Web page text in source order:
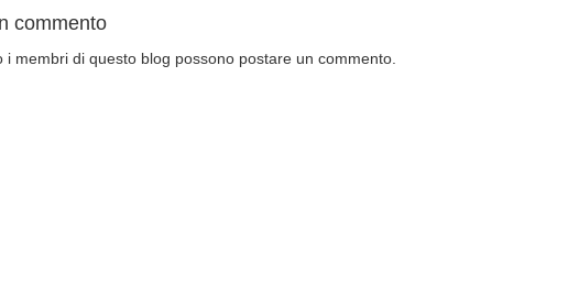
commento
i membri di questo blog possono postare un commento.